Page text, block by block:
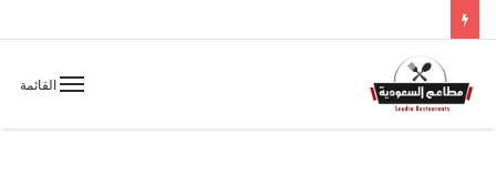
القائمة